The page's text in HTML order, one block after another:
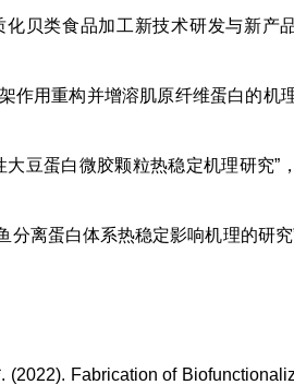
贝类食品加工新技术研发与新产
用重构并增溶肌原纤维蛋白的机
豆蛋白微胶颗粒热稳定机理研究”
离蛋白体系热稳定影响机理的研究”
Fabrication of